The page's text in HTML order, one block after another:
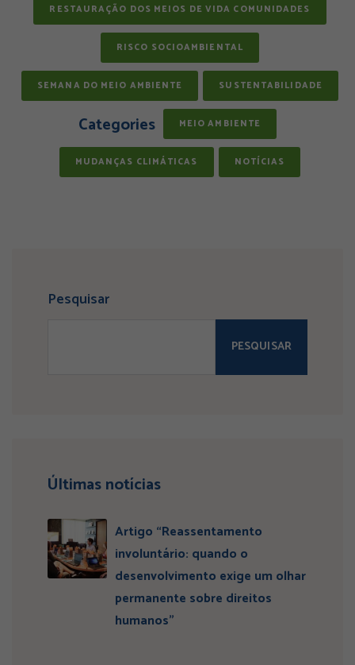
RESTAURAÇÃO DOS MEIOS DE VIDA COMUNIDADES
RISCO SOCIOAMBIENTAL
SEMANA DO MEIO AMBIENTE SUSTENTABILIDADE
Categories MEIO AMBIENTE
MUDANÇAS CLIMÁTICAS NOTÍCIAS
Pesquisar
PESQUISAR
Últimas notícias
Artigo “Reassentamento
involuntário: quando o
desenvolvimento exige um olhar
permanente sobre direitos
humanos”